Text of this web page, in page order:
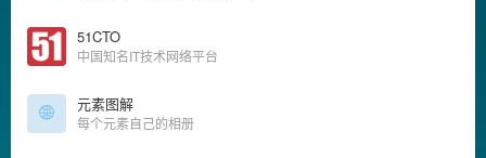
51CTO
中国知名IT技术网络平台
元素图解
每个元素自己的相册